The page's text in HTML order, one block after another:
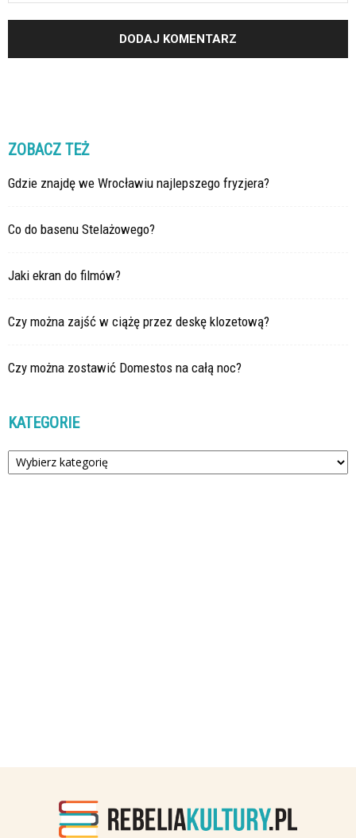
ZOBACZ TEŻ
Gdzie znajdę we Wrocławiu najlepszego fryzjera?
Co do basenu Stelażowego?
Jaki ekran do filmów?
Czy można zajść w ciążę przez deskę klozetową?
Czy można zostawić Domestos na całą noc?
KATEGORIE
Kategorie